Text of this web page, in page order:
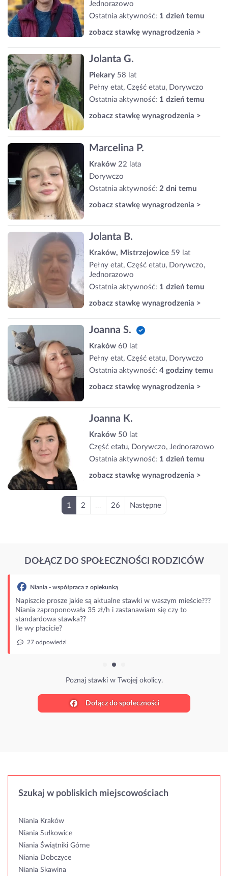
Jednorazowo
Ostatnia aktywność: 1 dzień temu
zobacz stawkę wynagrodzenia >
Jolanta G.
Piekary 58 lat
Pełny etat, Część etatu, Dorywczo
Ostatnia aktywność: 1 dzień temu
zobacz stawkę wynagrodzenia >
Marcelina P.
Kraków 22 lata
Dorywczo
Ostatnia aktywność: 2 dni temu
zobacz stawkę wynagrodzenia >
Jolanta B.
Kraków, Mistrzejowice 59 lat
Pełny etat, Część etatu, Dorywczo,
Jednorazowo
Ostatnia aktywność: 1 dzień temu
zobacz stawkę wynagrodzenia >
Joanna S.
Kraków 60 lat
Pełny etat, Część etatu, Dorywczo
Ostatnia aktywność: 4 godziny temu
zobacz stawkę wynagrodzenia >
Joanna K.
Kraków 50 lat
Część etatu, Dorywczo, Jednorazowo
Ostatnia aktywność: 1 dzień temu
zobacz stawkę wynagrodzenia >
1 2 26 Następne
DOŁĄCZ DO SPOŁECZNOŚCI RODZICÓW
Niania - współpraca z opiekunką
Napiszcie prosze jakie są aktualne stawki w waszym mieście???
Niania zaproponowała 35 zł/h i zastanawiam się czy to
standardowa stawka??
Ile wy płacicie?
27 odpowiedzi
Poznaj stawki w Twojej okolicy.
Dołącz do społeczności
Szukaj w pobliskich miejscowościach
Niania Kraków
Niania Sułkowice
Niania Świątniki Górne
Niania Dobczyce
Niania Skawina